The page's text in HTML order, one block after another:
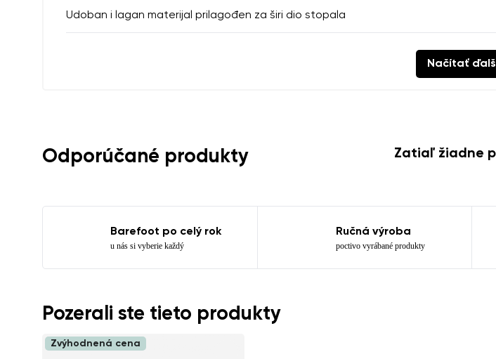
Udoban i lagan materijal prilagođen za širi dio stopala
Načítať
Odporúčané produkty Zatiaľ žiadne
Barefoot po celý rok
u nás si vyberie každý
Ručná výroba
poctivo vyrábané produkty
Pozerali ste tieto produkty
Zvýhodnená cena